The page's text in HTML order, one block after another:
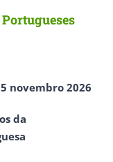
novembro 2026
da